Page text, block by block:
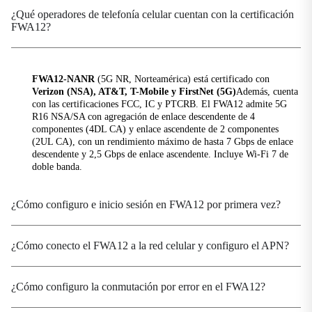
Interfaz circular, 12 V / 3 A
Consumo de energía
≤ 24 W
Mecánico
Dimensiones
236 × 172.5 × 58.5 mm (9.29 × 6.79 × 2.3 in)
Instalación
Montaje en pared, montaje en escritorio
2,2 libras
Ambiente
¿Qué operadores de telefonía celular cuentan con la certificación
FWA12?
FWA12-NANR (5G NR, Norteamérica) está certificado con
Verizon (NSA), AT&T, T-Mobile y FirstNet (5G)Además, cuenta
con las certificaciones FCC, IC y PTCRB. El FWA12 admite 5G
R16 NSA/SA con agregación de enlace descendente de 4
componentes (4DL CA) y enlace ascendente de 2 componentes
(2UL CA), con un rendimiento máximo de hasta 7 Gbps de enlace
descendente y 2,5 Gbps de enlace ascendente. Incluye Wi-Fi 7 de
doble banda.
¿Cómo configuro e inicio sesión en FWA12 por primera vez?
¿Cómo conecto el FWA12 a la red celular y configuro el APN?
¿Cómo configuro la conmutación por error en el FWA12?